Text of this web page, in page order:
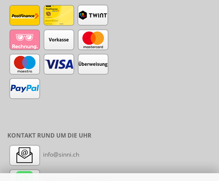
KONTAKT RUND UM DIE UHR
info@sinni.ch